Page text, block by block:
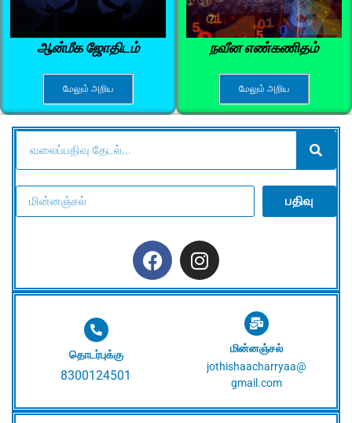
ஆன்மீக ஜோதிடம்
மேலும் அறிய
நவீன எண்கணிதம்
மேலும் அறிய
தொடர்புக்கு
8300124501
மின்னஞ்சல்
jothishaacharryaa@
gmail.com
பதிவு